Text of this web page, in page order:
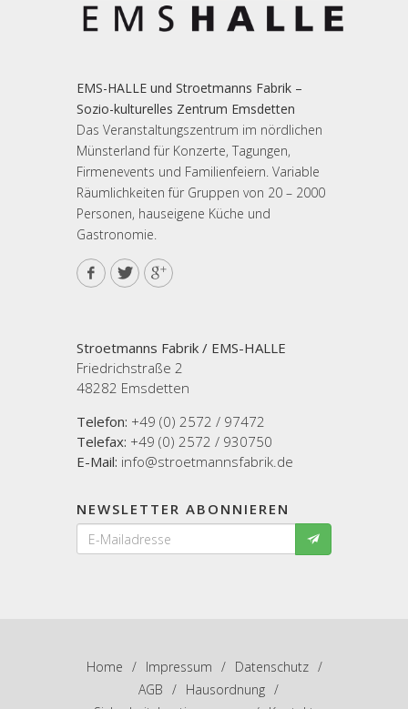
EMS-HALLE und Stroetmanns Fabrik –
Sozio-kulturelles Zentrum Emsdetten
Das Veranstaltungszentrum im nördlichen
Münsterland für Konzerte, Tagungen,
Firmenevents und Familienfeiern. Variable
Räumlichkeiten für Gruppen von 20 – 2000
Personen, hauseigene Küche und
Gastronomie.
Stroetmanns Fabrik / EMS-HALLE
Friedrichstraße 2
48282 Emsdetten
Telefon: +49 (0) 2572 / 97472
Telefax: +49 (0) 2572 / 930750
E-Mail: info@stroetmannsfabrik.de
NEWSLETTER ABONNIEREN
Home / Impressum / Datenschutz /
AGB / Hausordnung /